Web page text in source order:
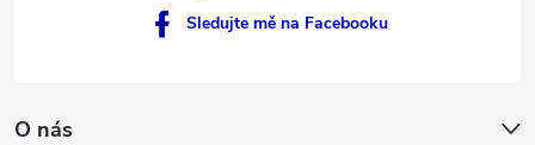
Sledujte mě na Facebooku
O nás